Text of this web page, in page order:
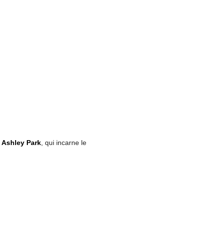
Ashley Park, qui incarne le